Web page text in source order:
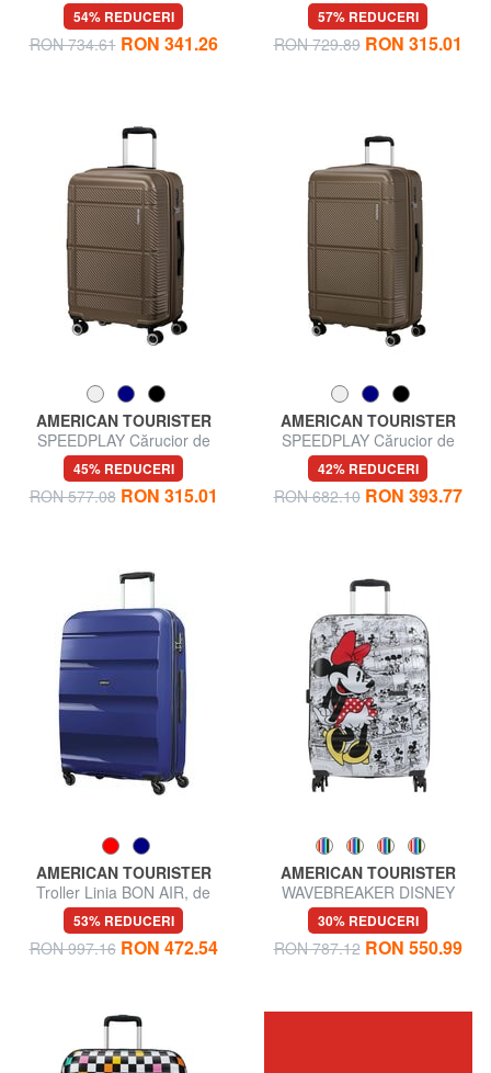
dimensiuni medii
54% REDUCERI
RON 734.61 RON 341.26
medie
57% REDUCERI
RON 729.89 RON 315.01
AMERICAN TOURISTER
SPEEDPLAY Cărucior de
dimensiuni medii
45% REDUCERI
RON 577.08 RON 315.01
AMERICAN TOURISTER
SPEEDPLAY Cărucior de
dimensiuni mari
42% REDUCERI
RON 682.10 RON 393.77
AMERICAN TOURISTER
Troller Linia BON AIR, de
dimensiuni mari
53% REDUCERI
RON 997.16 RON 472.54
AMERICAN TOURISTER
WAVEBREAKER DISNEY
Cărucior mediu
30% REDUCERI
RON 787.12 RON 550.99